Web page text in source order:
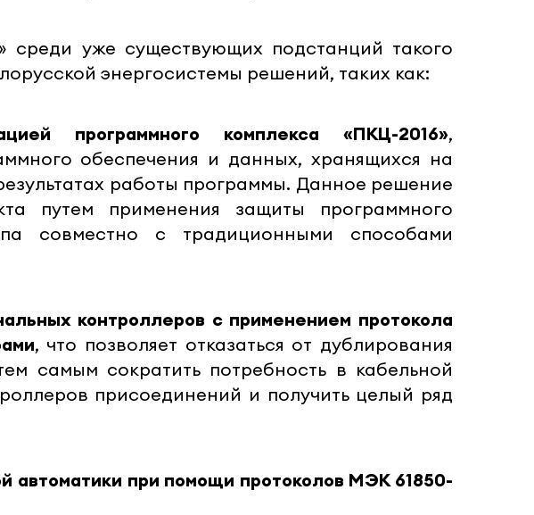
среди уже существующих подстанций такого
энергосистемы решений, таких как:
программного комплекса «ПКЦ-2016»,
обеспечения и данных, хранящихся на
работы программы. Данное решение
путем применения защиты программного
совместно с традиционными способами
контроллеров с применением протокола
, что позволяет отказаться от дублирования
самым сократить потребность в кабельной
присоединений и получить целый ряд
автоматики при помощи протоколов МЭК 61850-